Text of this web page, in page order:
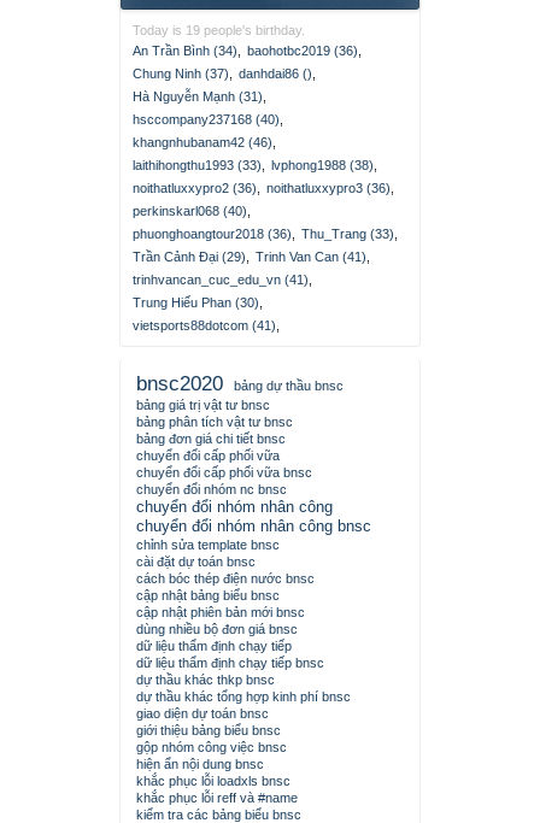
Today is 19 people's birthday.
An Trần Bình (34)
baohotbc2019 (36)
Chung Ninh (37)
danhdai86 ()
Hà Nguyễn Mạnh (31)
hsccompany237168 (40)
khangnhubanam42 (46)
laithihongthu1993 (33)
lvphong1988 (38)
noithatluxxypro2 (36)
noithatluxxypro3 (36)
perkinskarl068 (40)
phuonghoangtour2018 (36)
Thu_Trang (33)
Trần Cảnh Đại (29)
Trinh Van Can (41)
trinhvancan_cuc_edu_vn (41)
Trung Hiếu Phan (30)
vietsports88dotcom (41)
bnsc2020
bảng dự thầu bnsc
bảng giá trị vật tư bnsc
bảng phân tích vật tư bnsc
bảng đơn giá chi tiết bnsc
chuyển đổi cấp phối vữa
chuyển đổi cấp phối vữa bnsc
chuyển đổi nhóm nc bnsc
chuyển đổi nhóm nhân công
chuyển đổi nhóm nhân công bnsc
chỉnh sửa template bnsc
cài đặt dự toán bnsc
cách bóc thép điện nước bnsc
cập nhật bảng biểu bnsc
cập nhật phiên bản mới bnsc
dùng nhiều bộ đơn giá bnsc
dữ liệu thẩm định chạy tiếp
dữ liệu thẩm định chạy tiếp bnsc
dự thầu khác thkp bnsc
dự thầu khác tổng hợp kinh phí bnsc
giao diện dự toán bnsc
giới thiệu bảng biểu bnsc
gộp nhóm công việc bnsc
hiện ẩn nội dung bnsc
khắc phục lỗi loadxls bnsc
khắc phục lỗi reff và #name
kiểm tra các bảng biểu bnsc